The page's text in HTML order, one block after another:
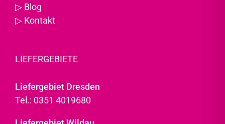
▷ Blog
▷ Kontakt
LIEFERGEBIETE
Liefergebiet Dresden
Tel.: 0351 4019680